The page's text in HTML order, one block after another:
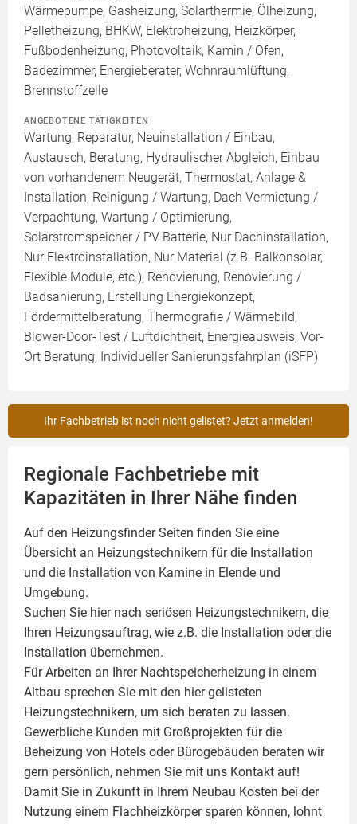
Wärmepumpe, Gasheizung, Solarthermie, Ölheizung,
Pelletheizung, BHKW, Elektroheizung, Heizkörper,
Fußbodenheizung, Photovoltaik, Kamin / Ofen,
Badezimmer, Energieberater, Wohnraumlüftung,
Brennstoffzelle
ANGEBOTENE TÄTIGKEITEN
Wartung, Reparatur, Neuinstallation / Einbau,
Austausch, Beratung, Hydraulischer Abgleich, Einbau
von vorhandenem Neugerät, Thermostat, Anlage &
Installation, Reinigung / Wartung, Dach Vermietung /
Verpachtung, Wartung / Optimierung,
Solarstromspeicher / PV Batterie, Nur Dachinstallation,
Nur Elektroinstallation, Nur Material (z.B. Balkonsolar,
Flexible Module, etc.), Renovierung, Renovierung /
Badsanierung, Erstellung Energiekonzept,
Fördermittelberatung, Thermografie / Wärmebild,
Blower-Door-Test / Luftdichtheit, Energieausweis, Vor-
Ort Beratung, Individueller Sanierungsfahrplan (iSFP)
Ihr Fachbetrieb ist noch nicht gelistet? Jetzt anmelden!
Regionale Fachbetriebe mit
Kapazitäten in Ihrer Nähe finden
Auf den Heizungsfinder Seiten finden Sie eine
Übersicht an Heizungstechnikern für die Installation
und die Installation von Kamine in Elende und
Umgebung.
Suchen Sie hier nach seriösen Heizungstechnikern, die
Ihren Heizungsauftrag, wie z.B. die Installation oder die
Installation übernehmen.
Für Arbeiten an Ihrer Nachtspeicherheizung in einem
Altbau sprechen Sie mit den hier gelisteten
Heizungstechnikern, um sich beraten zu lassen.
Gewerbliche Kunden mit Großprojekten für die
Beheizung von Hotels oder Bürogebäuden beraten wir
gern persönlich, nehmen Sie mit uns Kontakt auf!
Damit Sie in Zukunft in Ihrem Neubau Kosten bei der
Nutzung einem Flachheizkörpersparen können, lohnt